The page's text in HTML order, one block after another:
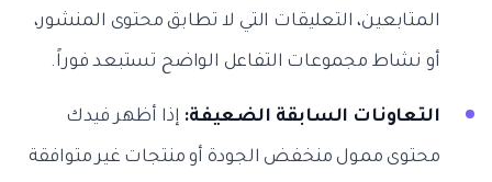
المتابعين، التعليقات التي لا تطابق محتوى المنشور،
أو نشاط مجموعات التفاعل الواضح تستبعد فوراً.
التعاونات السابقة الضعيفة: إذا أظهر فيدك
محتوى ممول منخفض الجودة أو منتجات غير متوافقة